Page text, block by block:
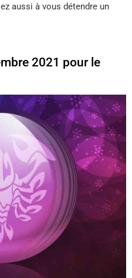
aussi à vous détendre un
2021 pour le